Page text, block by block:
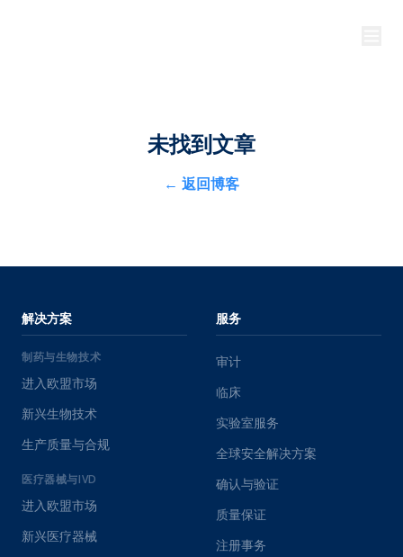
未找到文章
← 返回博客
解决方案
制药与生物技术
进入欧盟市场
新兴生物技术
生产质量与合规
医疗器械与IVD
进入欧盟市场
新兴医疗器械
服务
审计
临床
实验室服务
全球安全解决方案
确认与验证
质量保证
注册事务